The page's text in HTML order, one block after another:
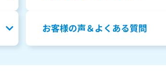
お客様の声＆よくある質問